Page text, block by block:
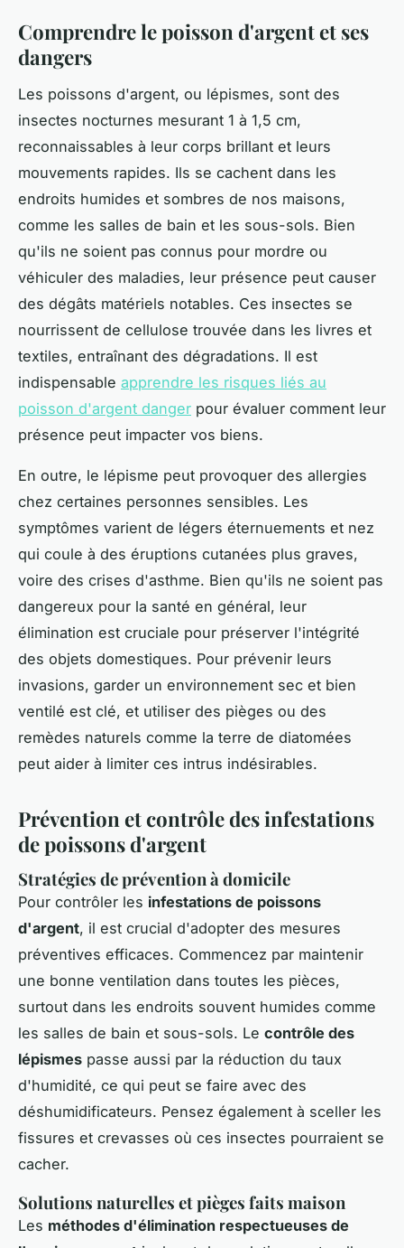
Comprendre le poisson d'argent et ses
dangers
Les poissons d'argent, ou lépismes, sont des
insectes nocturnes mesurant 1 à 1,5 cm,
reconnaissables à leur corps brillant et leurs
mouvements rapides. Ils se cachent dans les
endroits humides et sombres de nos maisons,
comme les salles de bain et les sous-sols. Bien
qu'ils ne soient pas connus pour mordre ou
véhiculer des maladies, leur présence peut causer
des dégâts matériels notables. Ces insectes se
nourrissent de cellulose trouvée dans les livres et
textiles, entraînant des dégradations. Il est
indispensable apprendre les risques liés au
poisson d'argent danger pour évaluer comment leur
présence peut impacter vos biens.
En outre, le lépisme peut provoquer des allergies
chez certaines personnes sensibles. Les
symptômes varient de légers éternuements et nez
qui coule à des éruptions cutanées plus graves,
voire des crises d'asthme. Bien qu'ils ne soient pas
dangereux pour la santé en général, leur
élimination est cruciale pour préserver l'intégrité
des objets domestiques. Pour prévenir leurs
invasions, garder un environnement sec et bien
ventilé est clé, et utiliser des pièges ou des
remèdes naturels comme la terre de diatomées
peut aider à limiter ces intrus indésirables.
Prévention et contrôle des infestations
de poissons d'argent
Stratégies de prévention à domicile
Pour contrôler les infestations de poissons
d'argent, il est crucial d'adopter des mesures
préventives efficaces. Commencez par maintenir
une bonne ventilation dans toutes les pièces,
surtout dans les endroits souvent humides comme
les salles de bain et sous-sols. Le contrôle des
lépismes passe aussi par la réduction du taux
d'humidité, ce qui peut se faire avec des
déshumidificateurs. Pensez également à sceller les
fissures et crevasses où ces insectes pourraient se
cacher.
Solutions naturelles et pièges faits maison
Les méthodes d'élimination respectueuses de